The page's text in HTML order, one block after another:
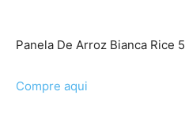
Panela De Arroz Bianca Rice 5
Compre aqui